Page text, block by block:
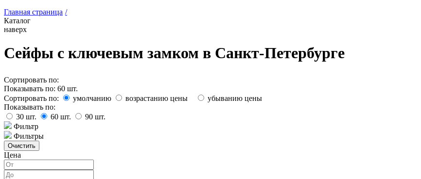
Главная страница /
Каталог
наверх
Сейфы с ключевым замком в Санкт-Петербурге
Сортировать по:
Показывать по: 60 шт.
Сортировать по:
умолчанию возрастанию цены
убыванию цены
Показывать по:
30 шт. 60 шт. 90 шт.
Фильтр
Фильтры
Цена